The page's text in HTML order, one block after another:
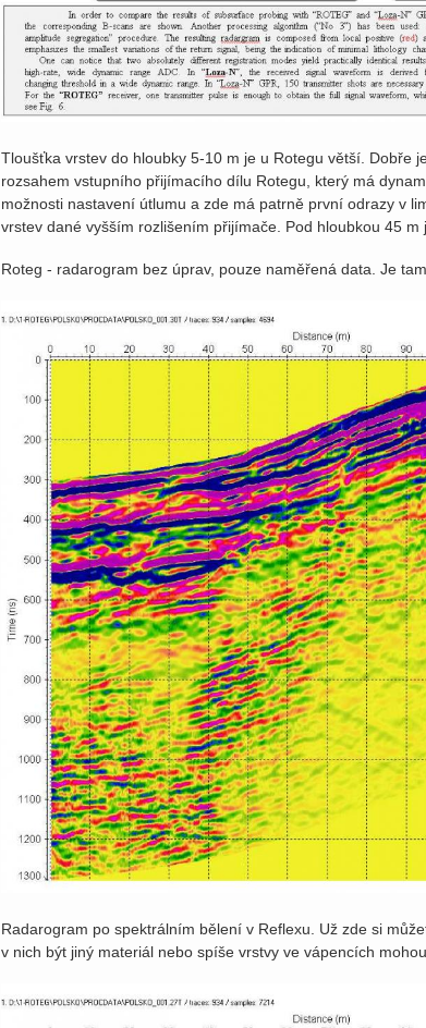
Tloušťka vrstev do hloubky 5-10 m je u Rotegu větší. Dobře
rozsahem vstupního přijímacího dílu Rotegu, který má
možnosti nastavení útlumu a zde má patrně první odrazy v
vrstev dané vyšším rozlišením přijímače. Pod hloubkou 45
Roteg - radarogram bez úprav, pouze naměřená data. Je
Radarogram po spektrálním bělení v Reflexu. Už zde si
v nich být jiný materiál nebo spíše vrstvy ve vápencích